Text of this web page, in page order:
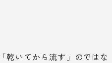
乾いてから流す」のではな